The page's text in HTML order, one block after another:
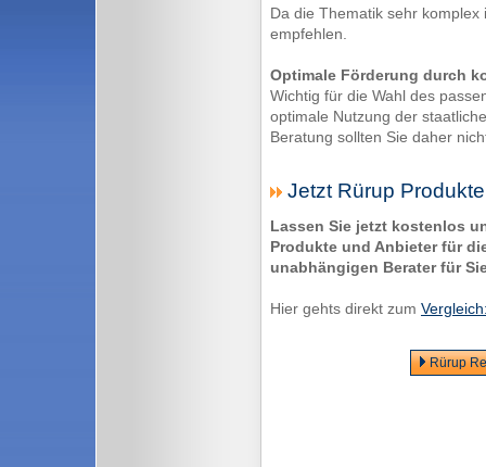
Da die Thematik sehr
empfehlen.
Optimale Förderung durch
Wichtig für die Wahl des
optimale Nutzung der
Beratung sollten Sie daher
Jetzt Rürup
Lassen Sie jetzt kostenlos
Produkte und Anbieter für
unabhängigen Berater für
Hier gehts direkt zum
Rürup